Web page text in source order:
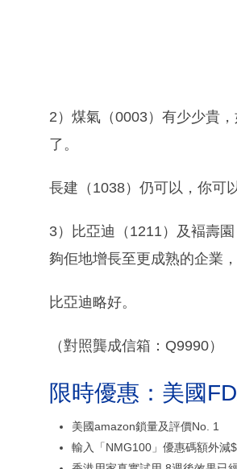
2）煤氣（0003）有少少貴
了。
長建（1038）仍可以，你可
3）比亞迪（1211）及褔壽
夠佢地增長至更成熟的企業
比亞迪略好。
（對照龔成信箱：Q9990）
限時優惠：美國
美國amazon鎖量及評價No. 1
輸入「NMG100」優惠碼額外減